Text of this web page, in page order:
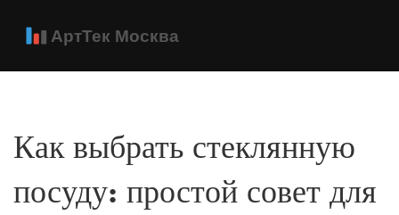
Как выбрать стеклянную
посуду: простой совет для